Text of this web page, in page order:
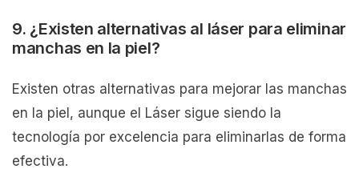
9. ¿Existen alternativas al láser para eliminar
manchas en la piel?
Existen otras alternativas para mejorar las manchas
en la piel, aunque el Láser sigue siendo la
tecnología por excelencia para eliminarlas de forma
efectiva.